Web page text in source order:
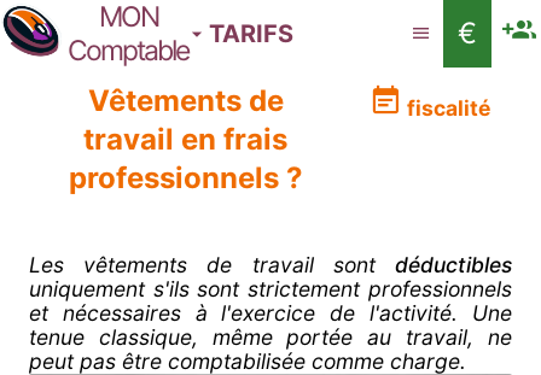
MON
Comptable
TARIFS
€
Vêtements de
travail en frais
professionnels ?
fiscalité
Les vêtements de travail sont déductibles
uniquement s'ils sont strictement professionnels
et nécessaires à l'exercice de l'activité. Une
tenue classique, même portée au travail, ne
peut pas être comptabilisée comme charge.